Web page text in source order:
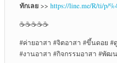
ทักเลย>> https://line.me/R/ti/p/
☕☕☕☕☕
#ค่ายอาสา #จิตอาสา #ขึ้นดอย #
#งานอาสา #กิจกรรมอาสา #พัฒ